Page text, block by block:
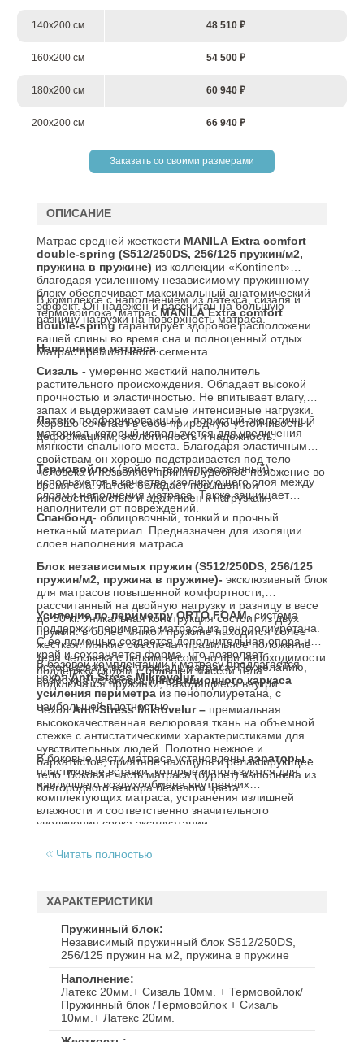
140х200 см 48 510 ₽
160х200 см 54 500 ₽
180х200 см 60 940 ₽
200х200 см 66 940 ₽
Заказать со своими размерами
ОПИСАНИЕ
Матрас средней жесткости MANILA Extra comfort
double-spring (S512/250DS, 256/125 пружин/м2,
пружина в пружине) из коллекции «Kontinent»
благодаря усиленному независимому пружинному
блоку обеспечивает максимальный анатомический
эффект. Он надежен и рассчитан на большую
разницу нагрузки на поверхность матраса.
В комплексе с наполнением из латекса, сизаля и
термовойлока, матрас MANILA Extra comfort
double-springгарантирует здоровое расположение
вашей спины во время сна и полноценный отдых.
Матрас премиального сегмента.
Наполнение матраса.
Сизаль - умеренно жесткий наполнитель
растительного происхождения. Обладает высокой
прочностью и эластичностью. Не впитывает влагу,
запах и выдерживает самые интенсивные нагрузки.
Хорошо сочетает в себе природную устойчивость к
деформациям, экологичность и надежность.
Латексперфорированный – пористый экологичный
материал, который используется для увеличения
мягкости спального места. Благодаря эластичным
свойствам он хорошо подстраивается под тело
человека и позволяет принять удобное положение во
время сна. Латекс обладает повышенной
износостойкостью и адаптивен к нагрузкам.
Термовойлок(войлок термопресованный)-
используется в качестве изолирующего слоя между
слоями наполнения матраса. Также защищает
наполнители от повреждений.
Спанбонд- облицовочный, тонкий и прочный
нетканый материал. Предназначен для изоляции
слоев наполнения матраса.
Блок независимых пружин (S512/250DS, 256/125
пружин/м2, пружина в пружине)- эксклюзивный блок
для матрасов повышенной комфортности,
рассчитанный на двойную нагрузку и разницу в весе
до 50 кг. Уникальная конструкция состоит из двух
пружин: в более мягкой пружине находится более
жесткая. Мягкие обеспечат правильное положение
тела человека с легким весом, но при необходимости
поддержку людям с большей массой тела
подключатся пружинки, находящиеся внутри.
Усиление по периметру ORTO FOAM- система
поддержки периметра матраса из пенополиуретана.
С ее помощью создается дополнительная опора на
край и сохраняется форма, что позволяет
использовать всю площадь матраса. По желанию,
возможна установкаинновационного каркаса
усиления периметра
наибольшей плотностью.
В базовой комплектации к матрасу предлагается
чехолAnti-Stress Mikrovelur.
ЧехолAnti-Stress Mikrovelur – премиальная
высококачественная велюровая ткань на объемной
стежке с антистатическими характеристиками для
чувствительных людей. Полотно нежное и
бархатистое, приятное на ощупь и релаксирующее
тело. Боковая часть матраса (бурлет) выполнена из
благородного велюра бежевого цвета.
В боковые части матраса установленыаэраторы-
пластиковые вставки, которые используются для
наилучшего воздухообмена внутренних
комплектующих матраса, устранения излишней
влажности и соответственно значительного
увеличения срока эксплуатации.
Читать полностью
ХАРАКТЕРИСТИКИ
Пружинный блок
Независимый пружинный блок S512/250DS,
256/125 пружин на м2, пружина в пружине
Наполнение
Латекс 20мм.+ Сизаль 10мм. + Термовойлок/
Пружинный блок /Термовойлок + Сизаль
10мм.+ Латекс 20мм.